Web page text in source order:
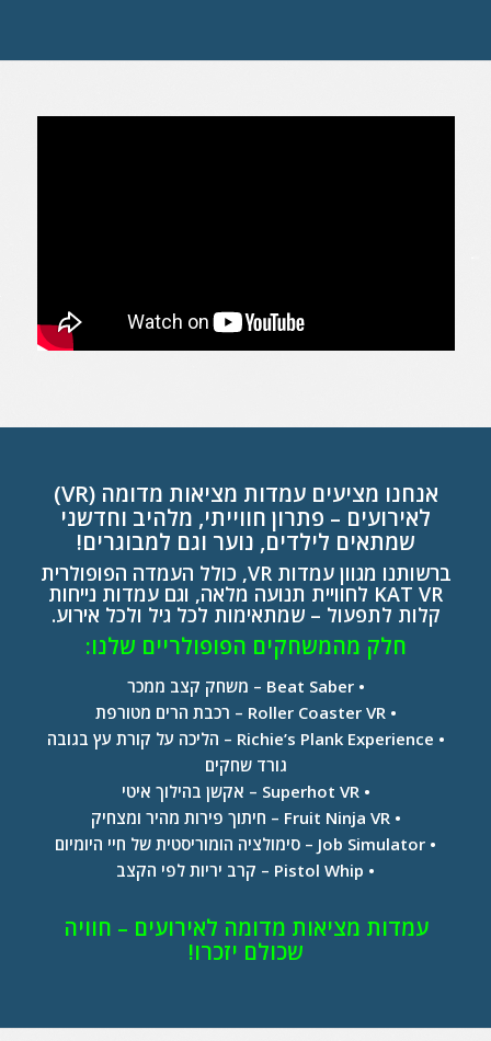
אנחנו מציעים עמדות מציאות מדומה (VR)
לאירועים – פתרון חווייתי, מלהיב וחדשני
שמתאים לילדים, נוער וגם למבוגרים!
ברשותנו מגוון עמדות VR, כולל העמדה הפופולרית
KAT VR לחוויית תנועה מלאה, וגם עמדות נייחות
קלות לתפעול – שמתאימות לכל גיל ולכל אירוע.
חלק מהמשחקים הפופולריים שלנו:
• Beat Saber – משחק קצב ממכר
• Roller Coaster VR – רכבת הרים מטורפת
• Richie’s Plank Experience – הליכה על קורת עץ בגובה
גורד שחקים
• Superhot VR – אקשן בהילוך איטי
• Fruit Ninja VR – חיתוך פירות מהיר ומצחיק
• Job Simulator – סימולציה הומוריסטית של חיי היומיום
• Pistol Whip – קרב יריות לפי הקצב
עמדות מציאות מדומה לאירועים – חוויה
שכולם יזכרו!